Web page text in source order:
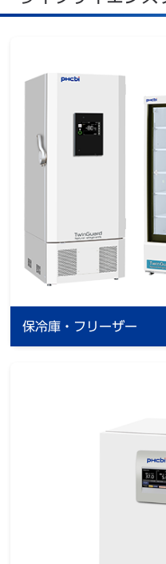
保冷庫・フリーザー